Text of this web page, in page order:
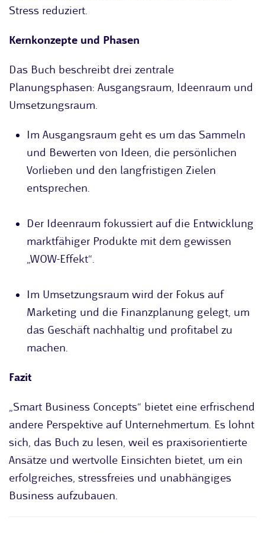
Stress reduziert.
Kernkonzepte und Phasen
Das Buch beschreibt drei zentrale
Planungsphasen: Ausgangsraum, Ideenraum und
Umsetzungsraum.
Im Ausgangsraum geht es um das Sammeln
und Bewerten von Ideen, die persönlichen
Vorlieben und den langfristigen Zielen
entsprechen.
Der Ideenraum fokussiert auf die Entwicklung
marktfähiger Produkte mit dem gewissen
„WOW-Effekt“.
Im Umsetzungsraum wird der Fokus auf
Marketing und die Finanzplanung gelegt, um
das Geschäft nachhaltig und profitabel zu
machen.
Fazit
„Smart Business Concepts“ bietet eine erfrischend
andere Perspektive auf Unternehmertum. Es lohnt
sich, das Buch zu lesen, weil es praxisorientierte
Ansätze und wertvolle Einsichten bietet, um ein
erfolgreiches, stressfreies und unabhängiges
Business aufzubauen.